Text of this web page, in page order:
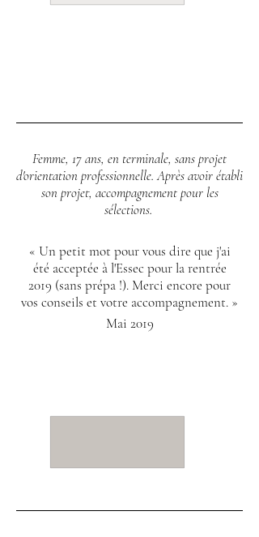
Femme, 17 ans, en terminale, sans projet
d'orientation professionnelle. Après avoir établi
son projet, accompagnement pour les
sélections.
« Un petit mot pour vous dire que j'ai
été acceptée à l'Essec pour la rentrée
2019 (sans prépa !). Merci encore pour
vos conseils et votre accompagnement. »
Mai 2019